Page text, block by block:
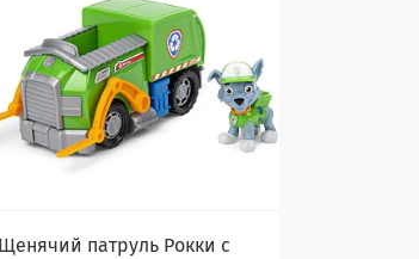
Щенячий патруль Рокки с